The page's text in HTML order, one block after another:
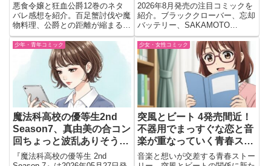
タバレ 見どころ｜百足蟹
討伐と魔物料理が最高だっ
た
悪食令嬢と狂血公爵12巻のネタ
バレ感想を紹介。百足蟹討伐や魔
物料理、公爵との距離が縮まる場
面など、読後に語りたくなる見ど
ころを会話形式でまとめました。
とめて紹介
2026年8月発売の注目コミックを
紹介。ブラッククローバー、忘却
バッテリー、SAKAMOTO
DAYS、怪物事変、あかね噺など
人気シリーズの最新巻を中心に、
バトルやスポーツ、歴史作品まで
幅広く掲載。予約前にチェックし
たい新刊情報をまとめました。
少年・青年コミック
魔法科高校の優等生2nd
Season7、真由美の合コン
回ちょっと波乱ありそう…
『魔法科高校の優等生 2nd
少女・女性コミック
突風とビート 4発売間近！
不器用でまっすぐな恋と音
楽が重なっていく青春スト
ーリーがさらに動き出す予
音楽と想いが交差する青春ストー